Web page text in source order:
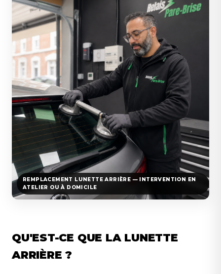
REMPLACEMENT LUNETTE ARRIÈRE — INTERVENTION EN
ATELIER OU À DOMICILE
QU'EST-CE QUE LA LUNETTE
ARRIÈRE ?